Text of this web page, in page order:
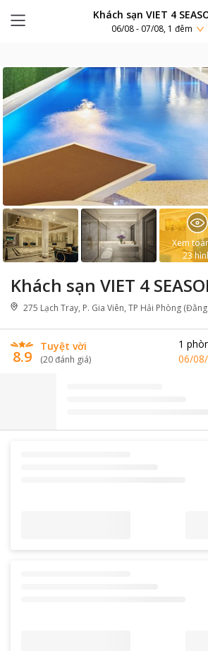
Khách sạn VIET 4
06/08 - 07/08, 1 đêm
Khách sạn VIET 4
275 Lạch Tray, P. Gia Viên, TP Hải Phòng
8.9
Tuyệt vời
(20đánh giá)
1
06/
Xem
23